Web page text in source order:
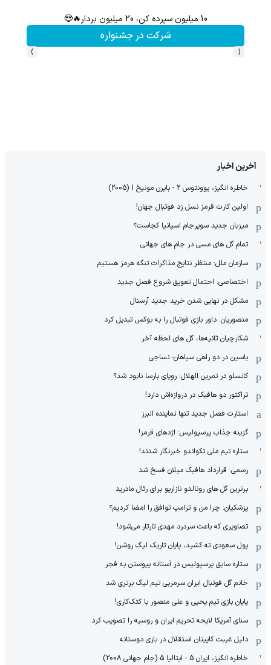
10 میلیون سپرده کن، 20 میلیون بردار🔥😍
شرکت در جشنواره
‹
›
آخرین اخبار
خاطره انگیز، یوونتوس 2 - بایرن مونیخ 1 (2005)
اولین کارت قرمز نسل زد فوتبال جهان!
میزبان جدید سوپرجام اسپانیا کجاست؟
تمام گل های مسی در جام های جهانی
سازمان ملل: منتظر نتایج مذاکرات تنگه هرمز هستیم
اختصاصی: احتمال تعویق شروع فصل جدید
مشکل در نهایی شدن خرید جدید آرسنال
منصوریان: داور بازی فوتبال را به بوکس تبدیل کرد
شکارچیان ثانیه‌ها، گل های لحظه آخر
یاسین در دو راهی سپاهان- نساجی
کانسلو در تمرین الهلال: رویای بارسا نابود شد؟
تراکتور دو هافبک در دروازه‌اش دارد!
استارت فصل جدید تنها نماینده البرز
گزینه جذاب پرسپولیس: اژدهای قرمز!
ستاره تیم ملی تکواندو خبرنگار شدند!
رسمی: قرارداد هافبک میلان فسخ شد
برترین گل های رونالدو نازاریو برای رئال مادرید
پزشکیان: چرا من و ترامپ توافق را امضا کردیم؟
تصاویری که باعث سردرد مهدی تارتار می‌شود!
پول سعودی ته کشید، پایان تاریک لیگ روشن!
ستاره سابق پرسپولیس در آستانه پیوستن به فجر
خانم گل فوتبال ایران سرمربی تیم لیگ برتری شد
پایان بازی تیم یحیی و علی منصور با کتک‌کاری!
سنای آمریکا لایحه تحریم ایران و روسیه را تصویب کرد
دلیل غیبت کاپیتان استقلال در بازی دوستانه
خاطره انگیز، ایران 5 - ایتالیا 5 (جام جهانی 2008)